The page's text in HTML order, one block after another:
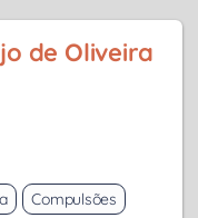
de Oliveira
Compulsões